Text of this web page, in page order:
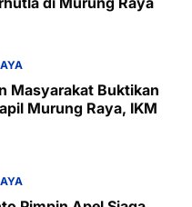
Masyarakat Buktikan
Murung Raya, IKM